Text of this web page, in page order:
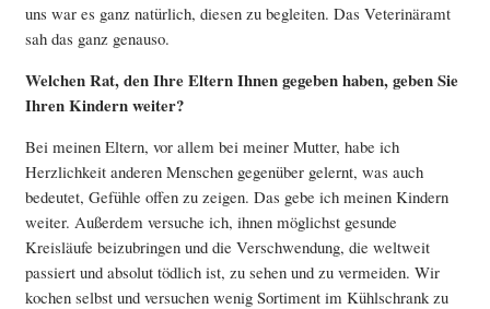
uns war es ganz natürlich, diesen zu begleiten. Das Veterinäramt
sah das ganz genauso.
Welchen Rat, den Ihre Eltern Ihnen gegeben haben, geben Sie
Ihren Kindern weiter?
Bei meinen Eltern, vor allem bei meiner Mutter, habe ich
Herzlichkeit anderen Menschen gegenüber gelernt, was auch
bedeutet, Gefühle offen zu zeigen. Das gebe ich meinen Kindern
weiter. Außerdem versuche ich, ihnen möglichst gesunde
Kreisläufe beizubringen und die Verschwendung, die weltweit
passiert und absolut tödlich ist, zu sehen und zu vermeiden. Wir
kochen selbst und versuchen wenig Sortiment im Kühlschrank zu